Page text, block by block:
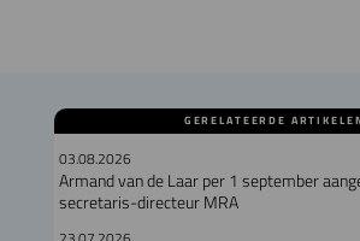
GERELATEERDE
03.08.2026
Armand van de Laar per 1 september
secretaris-directeur MRA